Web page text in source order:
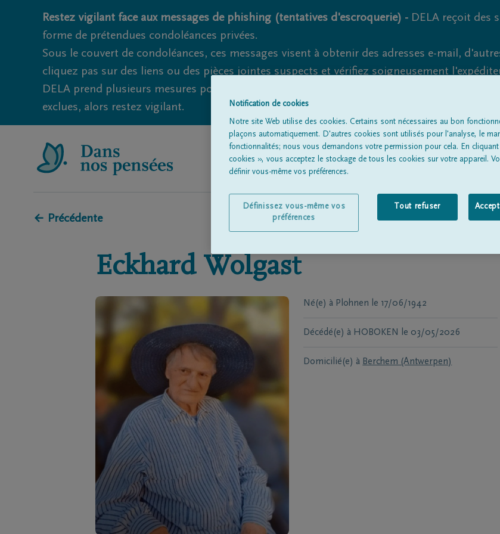
Restez vigilant face aux messages de phishing (tentatives d'escroquerie) - DELA reçoit des
forme de prétendues condoléances privées.
Sous le couvert de condoléances, ces messages visent à obtenir des adresses e-mail,
cliquez pas sur des liens ou des pièces jointes suspects et vérifiez soigneusement
DELA prend plusieurs mesures pour éviter cela. Cependant, les tentatives d'hameçonnage
exclues, alors restez vigilant.
Tous les avis de décèsÀ propos de nous
← Précédente
Eckhard Wolgast
Né(e) à Plohnen le 17/06/1942
Décédé(e) à HOBOKEN le 03/05/2026
Domicilié(e) à Berchem (Antwerpen)
Notification de cookies
Notre site Web utilise des cookies. Certains sont nécessaires au bon
plaçons automatiquement. D'autres cookies sont utilisés pour l'analyse, le
fonctionnalités; nous vous demandons votre permission pour cela. En
cookies », vous acceptez le stockage de tous les cookies sur votre appareil.
définir vous-même vos préférences.
Tout refuser
Définissez vous-même vos
préférences